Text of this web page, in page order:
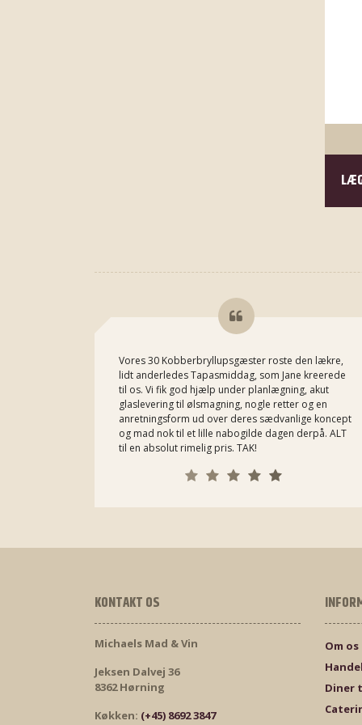
Vores 30 Kobberbryllupsgæster roste den lækre,
lidt anderledes Tapasmiddag, som Jane kreerede
til os. Vi fik god hjælp under planlægning, akut
glaslevering til ølsmagning, nogle retter og en
anretningsform ud over deres sædvanlige koncept
og mad nok til et lille nabogilde dagen derpå. ALT
til en absolut rimelig pris. TAK!
KONTAKT OS
Michaels Mad & Vin
Jeksen Dalvej 36
8362 Hørning
Køkken: (+45) 8692 3847
Om os
Diner